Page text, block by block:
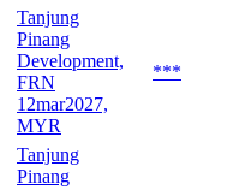
Tanjung
Pinang
Development,
FRN
12mar2027,
MYR
***
Tanjung
Pinang